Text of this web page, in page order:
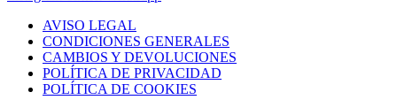
AVISO LEGAL
CONDICIONES GENERALES
CAMBIOS Y DEVOLUCIONES
POLÍTICA DE PRIVACIDAD
POLÍTICA DE COOKIES